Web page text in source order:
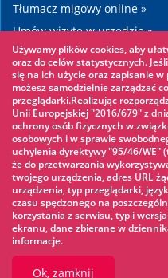
Tłumacz migowy online »
Umów wizytę w urzędzie »
Drogi »
Warto zobaczyć
Park linowy »
Park Wodny »
Lodowisko »
KINOECK »
Muzeum »
Używamy plików cookies, aby
oraz do celów statystycznych.
się na ich użycie oraz zapisanie
możesz samodzielnie zarządzać
przeglądarki.Realizując
Unii Europejskiej "2016/679" z
ochrony osób fizycznych w
osobowych i w sprawie
uchylenia dyrektywy "95/46/WE"
że do przetwarzania
twojego urządzenia, adres URL
urządzenia, typ przeglądarki,
czasu spędzonego na
korzystania z serwisu, typ i
ekranu, dane zbierane w
informacje.
Ok, zamknij